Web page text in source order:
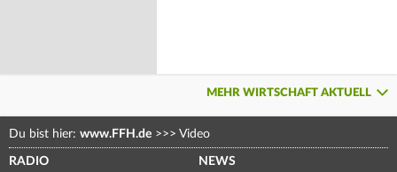
MEHR WIRTSCHAFT AKTUELL
Du bist hier: www.FFH.de >>> Video
RADIO NEWS